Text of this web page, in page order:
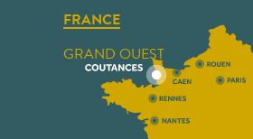
FRANCE
GRAND OUEST